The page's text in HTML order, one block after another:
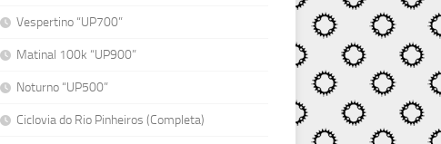
Vespertino “UP700”
Matinal 100k “UP900”
Noturno “UP500”
Ciclovia do Rio Pinheiros (Completa)